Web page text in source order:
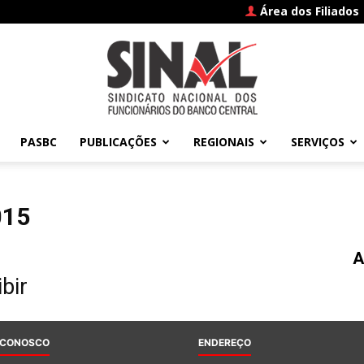
Área dos Filiados
PASBC PUBLICAÇÕES REGIONAIS SERVIÇOS
ENDEREÇO